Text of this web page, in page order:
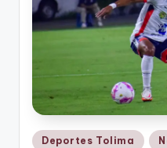
Publicado
Deportes Tolima